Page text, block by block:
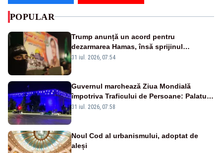
POPULAR
Trump anunță un acord pentru
dezarmarea Hamas, însă sprijinul
Israelului rămâne incert
31 iul. 2026, 07:54
Guvernul marchează Ziua Mondială
împotriva Traficului de Persoane: Palatul
Victoria, iluminat în albastru
31 iul. 2026, 07:58
Noul Cod al urbanismului, adoptat de
aleși